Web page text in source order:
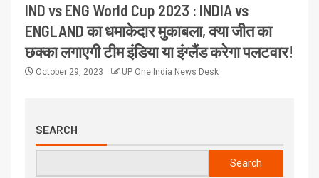
IND vs ENG World Cup 2023 : INDIA vs
ENGLAND का धमाकेदार मुकाबला, क्या जीत का
छक्का लगाएगी टीम इंडिया या इंग्लैंड करेगा पलटवार!
October 29, 2023 UP One India News Desk
SEARCH
Search